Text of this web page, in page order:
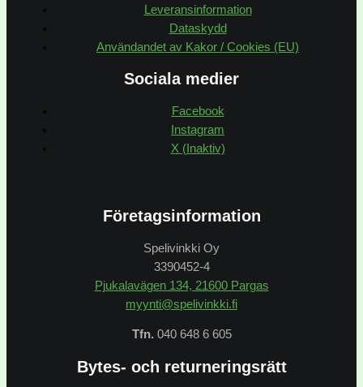
Leveransinformation
Dataskydd
Användandet av Kakor / Cookies (EU)
Sociala medier
Facebook
Instagram
X (Inaktiv)
Företagsinformation
Spelivinkki Oy
3390452-4
Pjukalavägen 134, 21600 Pargas
myynti@spelivinkki.fi
Tfn. 040 648 6 605
Bytes- och returneringsrätt